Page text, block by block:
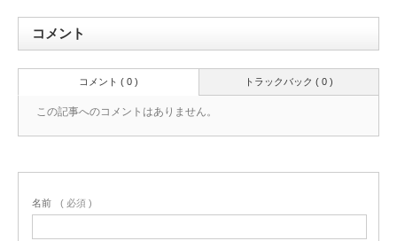
コメント
トラックバック ( 0 )
コメント ( 0 )
この記事へのコメントはありません。
名前 ( 必須 )